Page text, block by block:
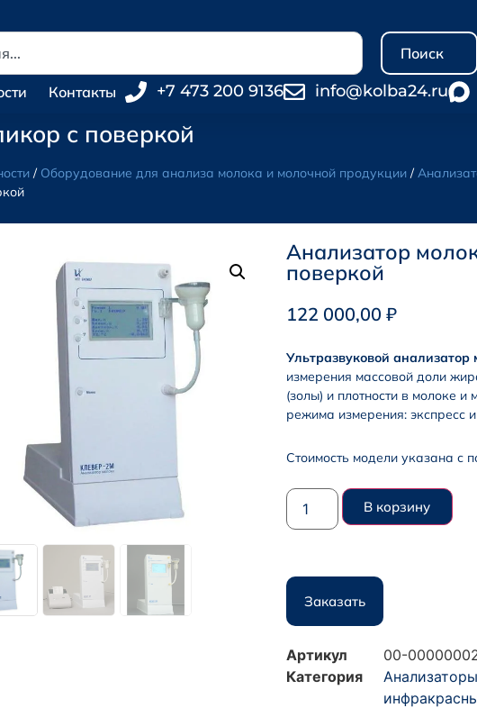
Поиск
Контакты +7 473 200 9136 info@kolba24.ru
с поверкой
/ Оборудование для анализа молока и молочной продукции /
Анализатор
поверкой
122 000,00 ₽
Ультразвуковой
измерения массовой доли
(золы) и плотности в молоке
режима измерения: экспресс
Стоимость модели указана с
В корзину
Заказать
Артикул
00-
Категория